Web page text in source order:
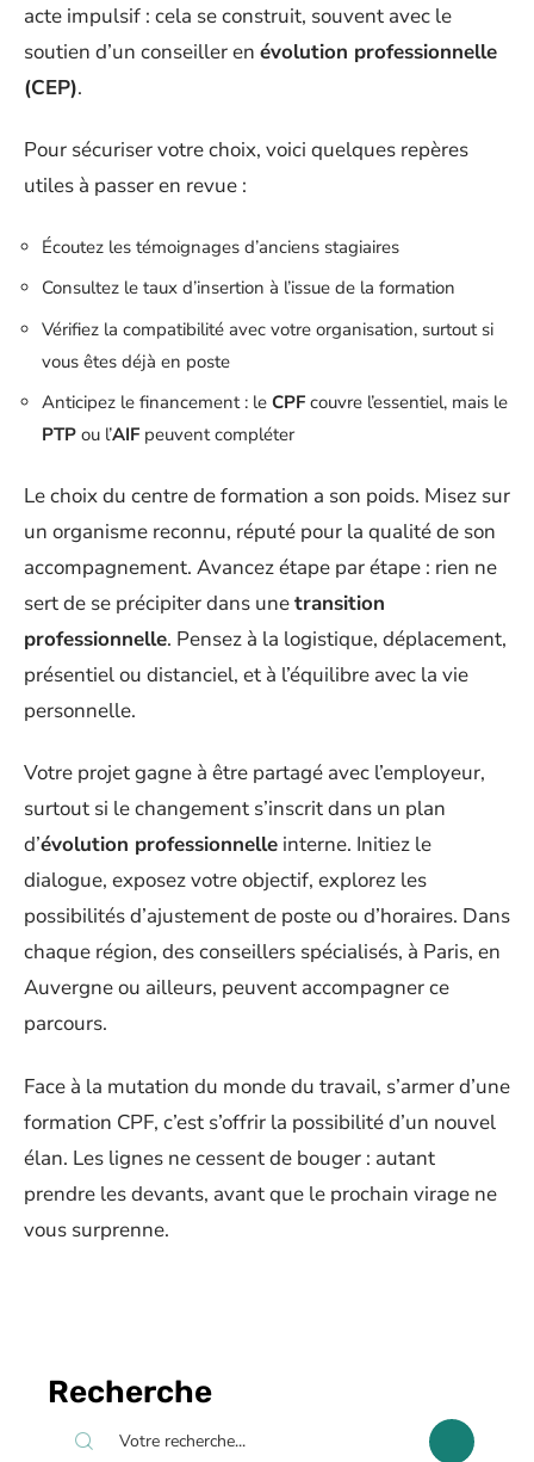
acte impulsif : cela se construit, souvent avec le
soutien d’un conseiller en évolution professionnelle
(CEP).
Pour sécuriser votre choix, voici quelques repères
utiles à passer en revue :
Écoutez les témoignages d’anciens stagiaires
Consultez le taux d’insertion à l’issue de la formation
Vérifiez la compatibilité avec votre organisation, surtout si
vous êtes déjà en poste
Anticipez le financement : le CPF couvre l’essentiel, mais le
PTP ou l’AIF peuvent compléter
Le choix du centre de formation a son poids. Misez sur
un organisme reconnu, réputé pour la qualité de son
accompagnement. Avancez étape par étape : rien ne
sert de se précipiter dans unetransition
professionnelle. Pensez à la logistique, déplacement,
présentiel ou distanciel, et à l’équilibre avec la vie
personnelle.
Votre projet gagne à être partagé avec l’employeur,
surtout si le changement s’inscrit dans un plan
d’évolution professionnelle interne. Initiez le
dialogue, exposez votre objectif, explorez les
possibilités d’ajustement de poste ou d’horaires. Dans
chaque région, des conseillers spécialisés, à Paris, en
Auvergne ou ailleurs, peuvent accompagner ce
parcours.
Face à la mutation du monde du travail, s’armer d’une
formation CPF, c’est s’offrir la possibilité d’un nouvel
élan. Les lignes ne cessent de bouger : autant
prendre les devants, avant que le prochain virage ne
vous surprenne.
Recherche